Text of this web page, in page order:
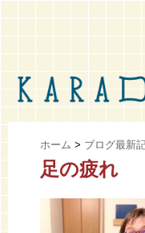
ホーム > ブログ最新
足の疲れ